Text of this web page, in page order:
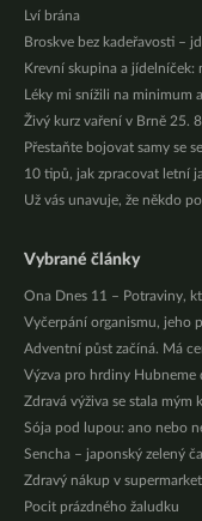
Lví brána
Broskve bez kadeřavosti –
Krevní skupina a jídelníček:
Léky mi snížili na minimum
Živý kurz vaření v Brně 25.
Přestaňte bojovat samy se
10 tipů, jak zpracovat letní
Už vás unavuje, že někdo
Vybrané články
Ona Dnes 11 – Potraviny,
Vyčerpání organismu, jeho
Adventní půst začíná. Má
Výzva pro hrdiny Hubneme
Zdravá výživa se stala mým
Sója pod lupou: ano nebo
Sencha – japonský zelený
Zdravý nákup v
Pocit prázdného žaludku